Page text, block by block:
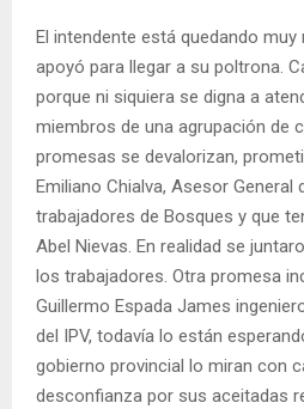
El intendente está quedando
apoyó para llegar a su poltrona.
porque ni siquiera se digna a
miembros de una agrupación de
promesas se devalorizan,
Emiliano Chialva, Asesor General
trabajadores de Bosques y que
Abel Nievas. En realidad se
los trabajadores. Otra promesa
Guillermo Espada James
del IPV, todavía lo están
gobierno provincial lo miran con
desconfianza por sus aceitadas